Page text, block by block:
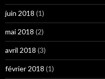
juin 2018 (1)
mai 2018 (2)
avril 2018 (3)
février 2018 (1)